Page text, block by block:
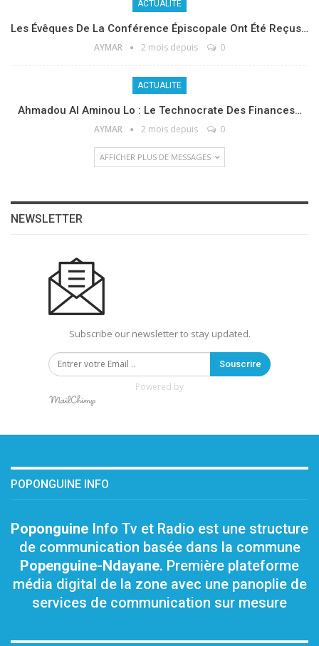
ACTUALITE
Les Évêques De La Conférence Épiscopale Ont Été Reçus…
AYMAR 2 mois depuis 0
ACTUALITE
Ahmadou Al Aminou Lo : Le Technocrate Des Finances…
AYMAR 2 mois depuis 0
AFFICHER PLUS DE MESSAGES
NEWSLETTER
Subscribe our newsletter to stay updated.
Souscrire
Powered by
POPONGUINE INFO
Poponguine Info Tv et Radio est une structure
de communication basée dans la commune
Popenguine-Ndayane. Première plateforme
média digital de la zone avec une panoplie de
services de communication sur mesure